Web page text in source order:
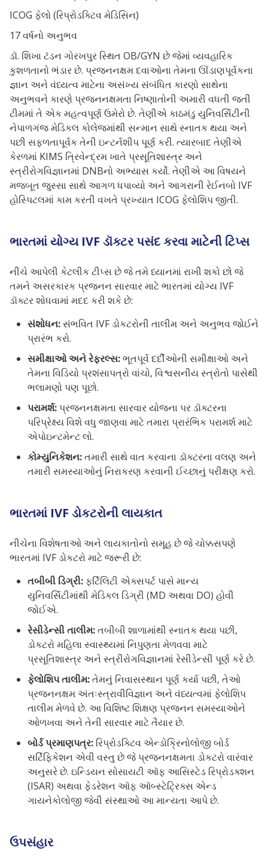
ICOG ફેલો (રિપ્રોડક્ટિવ મેડિસિન)
17 વર્ષનો અનુભવ
ડૉ. શિખા ટંડન ગોરખપુર સ્થિત OB/GYN છે જેમાં વ્યવહારિક
કુશળતાનો ભંડાર છે. પ્રજનનક્ષમ દવાઓના તેમના ઊંડાણપૂર્વકના
જ્ઞાન અને વંધ્યત્વ માટેના અસંખ્ય સંબંધિત કારણો સાથેના
અનુભવને કારણે પ્રજનનક્ષમતા નિષ્ણાતોની અમારી વધતી જતી
ટીમમાં તે એક મહત્વપૂર્ણ ઉમેરો છે. તેણીએ કાઠમંડુ યુનિવર્સિટીની
નેપાળગંજ મેડિકલ કોલેજમાંથી સન્માન સાથે સ્નાતક થયા અને
પછી સફળતાપૂર્વક તેની ઇન્ટર્નશીપ પૂર્ણ કરી. ત્યારબાદ તેણીએ
કેરળમાં KIMS ત્રિવેન્દ્રમ ખાતે પ્રસૂતિશાસ્ત્ર અને
સ્ત્રીરોગવિજ્ઞાનમાં DNBનો અભ્યાસ કર્યો. તેણીએ આ વિષયને
મજબૂત જુસ્સા સાથે આગળ ધપાવ્યો અને આગરાની રેઈનબો IVF
હોસ્પિટલમાં કામ કરતી વખતે પ્રખ્યાત ICOG ફેલોશિપ જીતી.
ભારતમાં યોગ્ય IVF ડૉક્ટર પસંદ કરવા માટેની ટિપ્સ
નીચે આપેલી કેટલીક ટીપ્સ છે જે તમે ધ્યાનમાં રાખી શકો છો જે
તમને અસરકારક પ્રજનન સારવાર માટે ભારતમાં યોગ્ય IVF
ડૉક્ટર શોધવામાં મદદ કરી શકે છે:
સંશોધન:સંભવિત IVF ડોકટરોની તાલીમ અને અનુભવ જોઈને
પ્રારંભ કરો.
સમીક્ષાઓ અને રેફરલ્સ:ભૂતપૂર્વ દર્દીઓની સમીક્ષાઓ અને
તેમના વિડિયો પ્રશંસાપત્રો વાંચો, વિશ્વસનીય સ્ત્રોતો પાસેથી
ભલામણો પણ પૂછો.
પરામર્શ:પ્રજનનક્ષમતા સારવાર યોજના પર ડૉક્ટરના
પરિપ્રેક્ષ્ય વિશે વધુ જાણવા માટે તમારા પ્રારંભિક પરામર્શ માટે
એપોઇન્ટમેન્ટ લો.
કોમ્યુનિકેશન:તમારી સાથે વાત કરવાના ડૉક્ટરના વલણ અને
તમારી સમસ્યાઓનું નિરાકરણ કરવાની ઈચ્છાનું પરીક્ષણ કરો.
ભારતમાં IVF ડોકટરોની લાયકાત
નીચેના વિશેષતાઓ અને લાયકાતોનો સમૂહ છે જે ચોક્કસપણે
ભારતમાં IVF ડોકટરો માટે જરૂરી છે:
તબીબી ડિગ્રી: ફર્ટિલિટી એક્સપર્ટ પાસે માન્ય
યુનિવર્સિટીમાંથી મેડિકલ ડિગ્રી (MD અથવા DO) હોવી
જોઈએ.
રેસીડેન્સી તાલીમ:તબીબી શાળામાંથી સ્નાતક થયા પછી,
ડોકટરો મહિલા સ્વાસ્થ્યમાં નિપુણતા મેળવવા માટે
પ્રસૂતિશાસ્ત્ર અને સ્ત્રીરોગવિજ્ઞાનમાં રેસીડેન્સી પૂર્ણ કરે છે.
ફેલોશિપ તાલીમ:તેમનું નિવાસસ્થાન પૂર્ણ કર્યા પછી, તેઓ
પ્રજનનક્ષમ અંતઃસ્ત્રાવીવિજ્ઞાન અને વંધ્યત્વમાં ફેલોશિપ
તાલીમ મેળવે છે. આ વિશિષ્ટ શિક્ષણ પ્રજનન સમસ્યાઓને
ઓળખવા અને તેની સારવાર માટે તૈયાર છે.
બોર્ડ પ્રમાણપત્ર: રિપ્રોડક્ટિવ એન્ડોક્રિનોલોજી બોર્ડ
સર્ટિફિકેશન એવી વસ્તુ છે જે પ્રજનનક્ષમતા ડોકટરો વારંવાર
અનુસરે છે. ઇન્ડિયન સોસાયટી ઑફ આસિસ્ટેડ રિપ્રોડક્શન
(ISAR) અથવા ફેડરેશન ઑફ ઑબ્સ્ટેટ્રિક્સ એન્ડ
ગાયનેકોલોજી જેવી સંસ્થાઓ આ માન્યતા આપે છે.
ઉપસંહાર